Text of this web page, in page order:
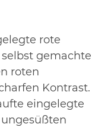
rote
gemachte
roten
Kontrast.
eingelegte